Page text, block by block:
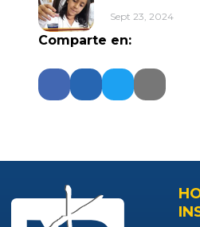
Sept 23, 2024
Comparte en: